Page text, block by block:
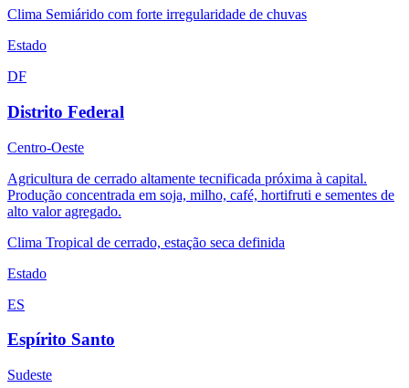
Clima Semiárido com forte irregularidade de chuvas
Estado
DF
Distrito Federal
Centro-Oeste
Agricultura de cerrado altamente tecnificada próxima à capital.
Produção concentrada em soja, milho, café, hortifruti e sementes de
alto valor agregado.
Clima Tropical de cerrado, estação seca definida
Estado
ES
Espírito Santo
Sudeste